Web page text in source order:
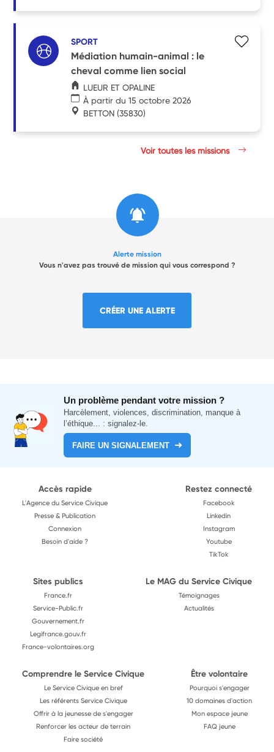
SPORT
Médiation humain-animal : le
cheval comme lien social
LUEUR ET OPALINE
À partir du 15 octobre 2026
BETTON (35830)
Voir toutes les missions
Alerte mission
Vous n'avez pas trouvé de mission qui vous correspond ?
CRÉER UNE ALERTE
Un problème pendant votre mission ?
Harcèlement, violences, discrimination, manque à
l’éthique... : signalez-le.
FAIRE UN SIGNALEMENT
Accès rapide
L'Agence du Service Civique
Presse & Publication
Connexion
Besoin d'aide ?
Restez connecté
Facebook
Linkedin
Instagram
Youtube
TikTok
Sites publics
France.fr
Service-Public.fr
Gouvernement.fr
Legifrance.gouv.fr
France-volontaires.org
Le MAG du Service Civique
Témoignages
Actualités
Comprendre le Service Civique
Le Service Civique en bref
Les référents Service Civique
Offrir à la jeunesse de s'engager
Renforcer les acteur de terrain
Faire société
Être volontaire
Pourquoi s'engager
10 domaines d'action
Mon espace jeune
FAQ jeune